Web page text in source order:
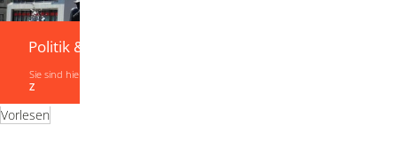
Politik & Verwaltung
Sie sind hier:
Z
Vorlesen